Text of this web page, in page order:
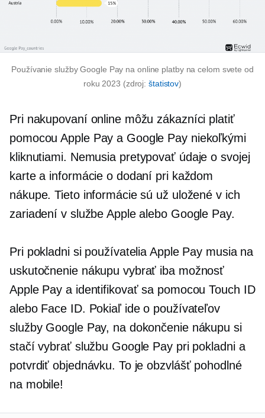
Používanie služby Google Pay na online platby na celom svete od
roku 2023 (zdroj:štatistov)
Pri nakupovaní online môžu zákazníci platiť
pomocou Apple Pay a Google Pay niekoľkými
kliknutiami. Nemusia pretypovaťúdaje o svojej
karte a informácie o dodaní pri každom
nákupe. Tieto informácie sú už uložené v ich
zariadení v službe Apple alebo Google Pay.
Pri pokladni si používatelia Apple Pay musia na
uskutočnenie nákupu vybrať iba možnosť
Apple Pay a identifikovať sa pomocou Touch ID
alebo Face ID. Pokiaľ ide o používateľov
služby Google Pay, na dokončenie nákupu si
stačí vybrať službu Google Pay pri pokladni a
potvrdiť objednávku. To je obzvlášť pohodlné
na mobile!